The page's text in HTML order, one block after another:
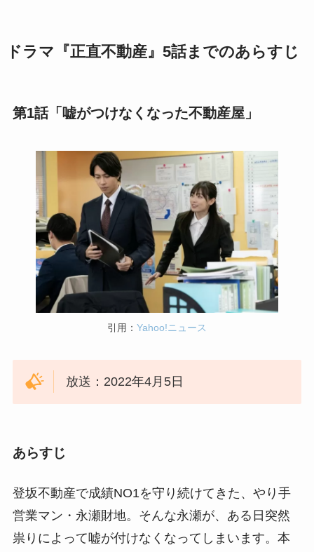
ドラマ『正直不動産』5話までのあらすじ
第1話「嘘がつけなくなった不動産屋」
引用： Yahoo!ニュース
放送：2022年4月5日
あらすじ
登坂不動産で成績NO1を守り続けてきた、やり手
営業マン・永瀬財地。そんな永瀬が、ある日突然
祟りによって嘘が付けなくなってしまいます。本